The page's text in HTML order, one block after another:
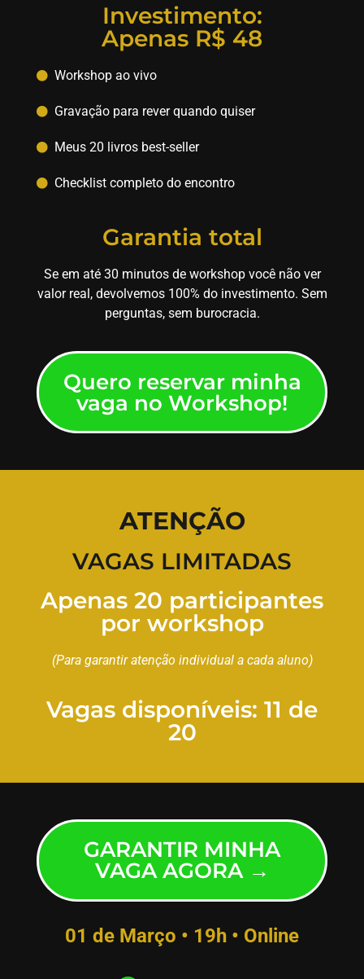
Investimento:
Apenas R$ 48
Workshop ao vivo
Gravação para rever quando quiser
Meus 20 livros best-seller
Checklist completo do encontro
Garantia total
Se em até 30 minutos de workshop você não ver
valor real, devolvemos 100% do investimento. Sem
perguntas, sem burocracia.
Quero reservar minha
vaga no Workshop!
ATENÇÃO
VAGAS LIMITADAS
Apenas 20 participantes
por workshop
(Para garantir atenção individual a cada aluno)
Vagas disponíveis: 11 de
20
GARANTIR MINHA
VAGA AGORA →
01 de Março • 19h • Online